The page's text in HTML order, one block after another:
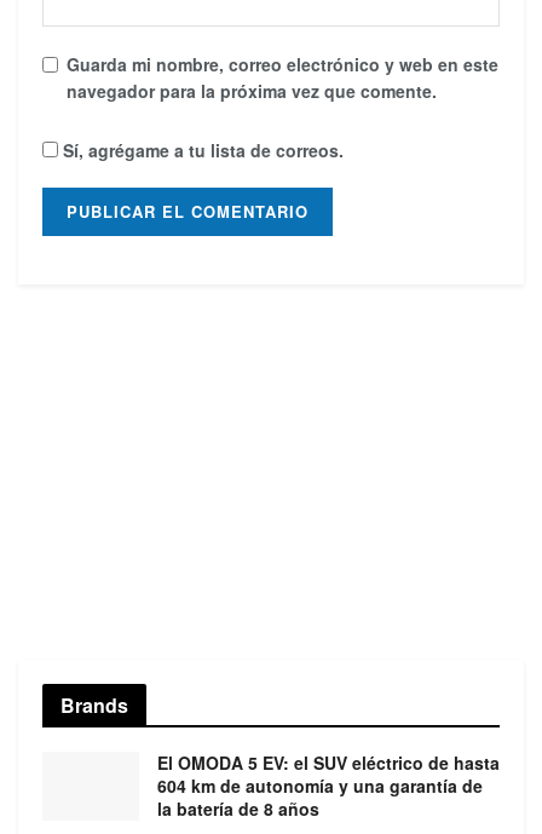
Guarda mi nombre, correo electrónico y web en este
navegador para la próxima vez que comente.
Sí, agrégame a tu lista de correos.
Brands
El OMODA 5 EV: el SUV eléctrico de hasta
604 km de autonomía y una garantía de
la batería de 8 años